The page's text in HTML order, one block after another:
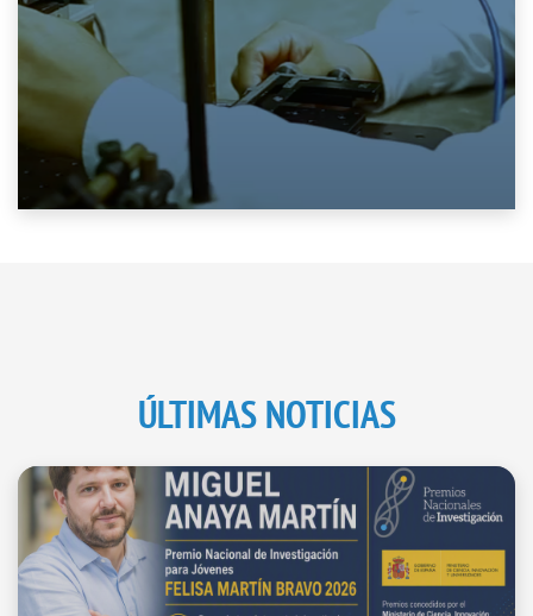
ÚLTIMAS NOTICIAS